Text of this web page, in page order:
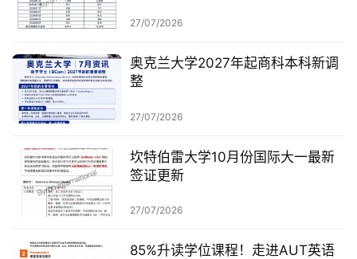
27/07/2026
奥克兰大学2027年起商科本科新调
整
27/07/2026
坎特伯雷大学10月份国际大一最新
签证更新
27/07/2026
85%升读学位课程！走进AUT英语